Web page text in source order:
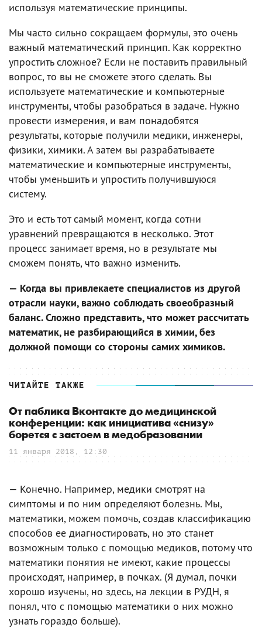
используя математические принципы.
Мы часто сильно сокращаем формулы, это очень
важный математический принцип. Как корректно
упростить сложное? Если не поставить правильный
вопрос, то вы не сможете этого сделать. Вы
используете математические и компьютерные
инструменты, чтобы разобраться в задаче. Нужно
провести измерения, и вам понадобятся
результаты, которые получили медики, инженеры,
физики, химики. А затем вы разрабатываете
математические и компьютерные инструменты,
чтобы уменьшить и упростить получившуюся
систему.
Это и есть тот самый момент, когда сотни
уравнений превращаются в несколько. Этот
процесс занимает время, но в результате мы
сможем понять, что важно изменить.
— Когда вы привлекаете специалистов из другой
отрасли науки, важно соблюдать своеобразный
баланс. Сложно представить, что может рассчитать
математик, не разбирающийся в химии, без
должной помощи со стороны самих химиков.
ЧИТАЙТЕ ТАКЖЕ
От паблика Вконтакте до медицинской
конференции: как инициатива «снизу»
борется с застоем в медобразовании
11 января 2018, 12:30
— Конечно. Например, медики смотрят на
симптомы и по ним определяют болезнь. Мы,
математики, можем помочь, создав классификацию
способов ее диагностировать, но это станет
возможным только с помощью медиков, потому что
математики понятия не имеют, какие процессы
происходят, например, в почках. (Я думал, почки
хорошо изучены, но здесь, на лекции в РУДН, я
понял, что с помощью математики о них можно
узнать гораздо больше).